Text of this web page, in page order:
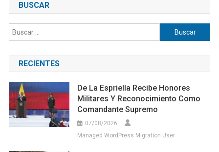
BUSCAR
Buscar:
RECIENTES
De La Espriella Recibe Honores
Militares Y Reconocimiento Como
Comandante Supremo
07/08/2026
Managed WordPress Migration User